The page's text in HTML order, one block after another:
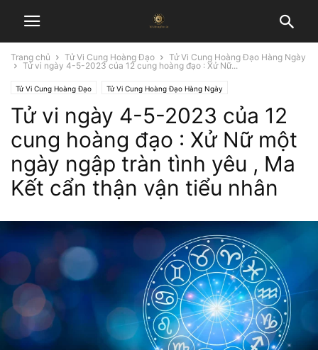
Trang chủ Tử Vi Cung Hoàng Đạo
Tử Vi Cung Hoàng Đạo Hàng Ngày
Tử vi ngày 4-5-2023 của 12 cung hoàng đạo : Xử Nữ...
Tử Vi Cung Hoàng Đạo Tử Vi Cung Hoàng Đạo Hàng Ngày
Tử vi ngày 4-5-2023 của 12
cung hoàng đạo : Xử Nữ một
ngày ngập tràn tình yêu , Ma
Kết cẩn thận vận tiểu nhân